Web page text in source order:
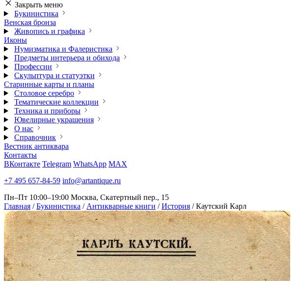
Закрыть меню
Букинистика
Венская бронза
Живопись и графика
Иконы
Нумизматика и Фалеристика
Предметы интерьера и обихода
Профессии
Скульптура и статуэтки
Старинные карты и планы
Столовое серебро
Тематические коллекции
Техника и приборы
Ювелирные украшения
О нас
Справочник
Вестник антиквара
Контакты
ВКонтакте Telegram WhatsApp MAX
+7 495 657-84-59 info@artantique.ru
Пн–Пт 10:00–19:00 Москва, Скатертный пер., 15
Главная / Букинистика / Антикварные книги / История / Каутский Карл